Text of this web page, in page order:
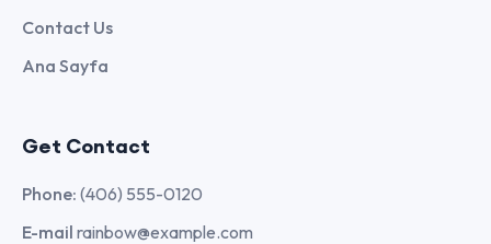
Contact Us
Ana Sayfa
Get Contact
Phone: (406) 555-0120
E-mail rainbow@example.com